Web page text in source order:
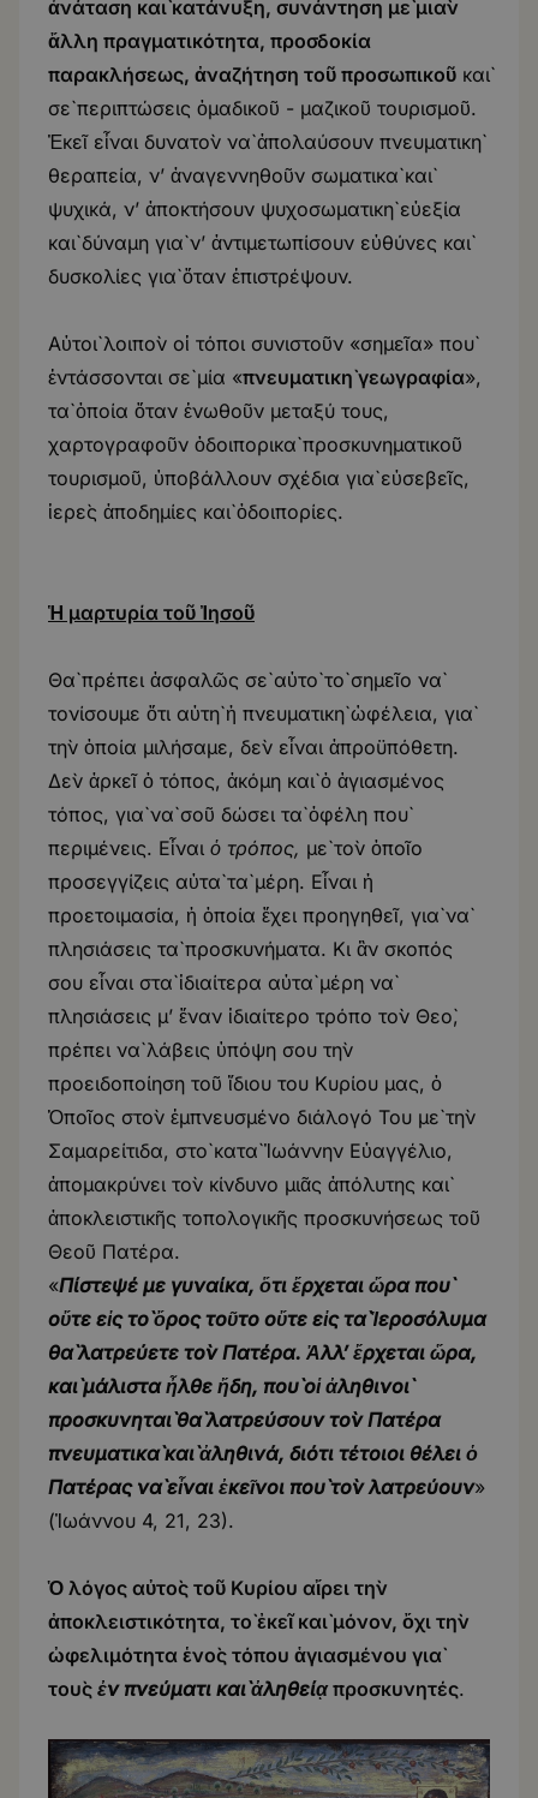
ἀνάταση καὶ κατάνυξη, συνάντηση μὲ μιὰν
ἄλλη πραγματικότητα, προσδοκία
παρακλήσεως, ἀναζήτηση τοῦ προσωπικοῦ καὶ
σὲ περιπτώσεις ὁμαδικοῦ - μαζικοῦ τουρισμοῦ.
Ἐκεῖ εἶναι δυνατὸν νὰ ἀπολαύσουν πνευματικὴ
θεραπεία, ν’ ἀναγεννηθοῦν σωματικὰ καὶ
ψυχικά, ν’ ἀποκτήσουν ψυχοσωματικὴ εὐεξία
καὶ δύναμη γιὰ ν’ ἀντιμετωπίσουν εὐθύνες καὶ
δυσκολίες γιὰ ὅταν ἐπιστρέψουν.
Αὐτοὶ λοιπὸν οἱ τόποι συνιστοῦν «σημεῖα» ποὺ
ἐντάσσονται σὲ μία «πνευματικὴ γεωγραφία»,
τὰ ὁποία ὅταν ἑνωθοῦν μεταξύ τους,
χαρτογραφοῦν ὁδοιπορικὰ προσκυνηματικοῦ
τουρισμοῦ, ὑποβάλλουν σχέδια γιὰ εὐσεβεῖς,
ἱερὲς ἀποδημίες καὶ ὁδοιπορίες.
Ἡ μαρτυρία τοῦ Ἰησοῦ
Θὰ πρέπει ἀσφαλῶς σὲ αὐτὸ τὸ σημεῖο νὰ
τονίσουμε ὅτι αὐτὴ ἡ πνευματικὴ ὠφέλεια, γιὰ
τὴν ὁποία μιλήσαμε, δὲν εἶναι ἀπροϋπόθετη.
Δὲν ἀρκεῖ ὁ τόπος, ἀκόμη καὶ ὁ ἁγιασμένος
τόπος, γιὰ νὰ σοῦ δώσει τὰ ὀφέλη ποὺ
περιμένεις. Εἶναι ὁ τρόπος, μὲ τὸν ὁποῖο
προσεγγίζεις αὐτὰ τὰ μέρη. Εἶναι ἡ
προετοιμασία, ἡ ὁποία ἔχει προηγηθεῖ, γιὰ νὰ
πλησιάσεις τὰ προσκυνήματα. Κι ἂν σκοπός
σου εἶναι στὰ ἰδιαίτερα αὐτὰ μέρη νὰ
πλησιάσεις μ’ ἕναν ἰδιαίτερο τρόπο τὸν Θεὸ,
πρέπει νὰ λάβεις ὑπόψη σου τὴν
προειδοποίηση τοῦ ἴδιου του Κυρίου μας, ὁ
Ὁποῖος στὸν ἐμπνευσμένο διάλογό Του μὲ τὴν
Σαμαρείτιδα, στὸ κατὰ Ἰωάννην Εὐαγγέλιο,
ἀπομακρύνει τὸν κίνδυνο μιᾶς ἀπόλυτης καὶ
ἀποκλειστικῆς τοπολογικῆς προσκυνήσεως τοῦ
Θεοῦ Πατέρα.
«Πίστεψέ με γυναίκα, ὅτι ἔρχεται ὤρα ποὺ
οὔτε εἰς τὸ ὄρος τοῦτο οὔτε εἰς τὰ Ἱεροσόλυμα
θὰ λατρεύετε τὸν Πατέρα. Ἀλλ’ ἔρχεται ὥρα,
καὶ μάλιστα ἦλθε ἤδη, ποὺ οἱ ἀληθινοὶ
προσκυνηταὶ θὰ λατρεύσουν τὸν Πατέρα
πνευματικὰ καὶ ἀληθινά, διότι τέτοιοι θέλει ὁ
Πατέρας νὰ εἶναι ἐκεῖνοι ποὺ τὸν λατρεύουν»
(Ἰωάννου 4, 21, 23).
Ὁ λόγος αὐτὸς τοῦ Κυρίου αἴρει τὴν
ἀποκλειστικότητα, τὸ ἐκεῖ καὶ μόνον, ὄχι τὴν
ὠφελιμότητα ἑνὸς τόπου ἁγιασμένου γιὰ
τοὺς ἐν πνεύματι καὶ ἀληθείᾳπροσκυνητές.